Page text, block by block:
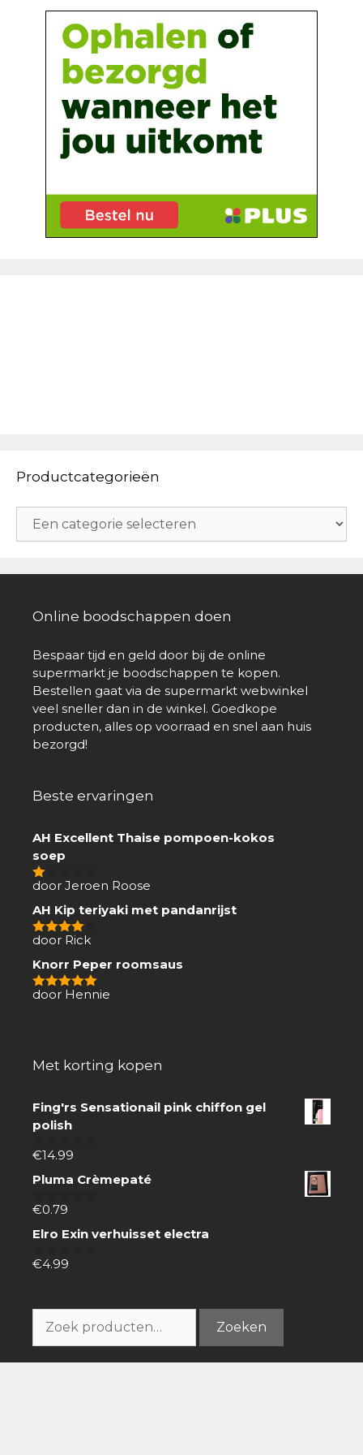
Productcategorieën
Online boodschappen doen
Bespaar tijd en geld door bij de online
supermarkt je boodschappen te kopen.
Bestellen gaat via de supermarkt webwinkel
veel sneller dan in de winkel. Goedkope
producten, alles op voorraad en snel aan huis
bezorgd!
Beste ervaringen
AH Excellent Thaise pompoen-kokos
soep
1
5
door Jeroen Roose
AH Kip teriyaki met pandanrijst
4van 5
door Rick
Knorr Peper roomsaus
5van 5
door Hennie
Met korting kopen
Fing'rs Sensationail pink chiffon gel
polish
0
5
€14.99
Pluma Crèmepaté
0
5
€0.79
Elro Exin verhuisset electra
0
€4.99
naar:
Zoeken